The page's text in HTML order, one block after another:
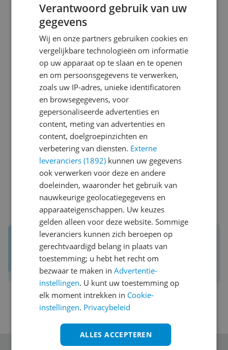
a*********@g********
10.0
Bevalt erg goed, zeker een aanrader.
Reviewscore 10.0
Geweldig apparaat dat aan alle wensen voldoet.
Zowel voor de bloedsomloop in de benen als de
gewrichten d.m.v. de pads.
Pluspunten
Prettige bediening
Makkelijk mee te nemen.
Ja, ik beveel dit product aan
0 reactiesReageer
Reviews van echte kopers.
Daar maak je een betere keuze mee!
Schrijf een review over Kieskeurig.nl
Verantwoord gebruik van uw
gegevens
Wij en onze partners gebruiken cookies en
vergelijkbare technologieën om informatie
op uw apparaat op te slaan en te openen
en om persoonsgegevens te verwerken,
zoals uw IP-adres, unieke identificatoren
en browsegegevens, voor
gepersonaliseerde advertenties en
content, meting van advertenties en
content, doelgroepinzichten en
verbetering van diensten. Externe
leveranciers (1892) kunnen uw gegevens
ook verwerken voor deze en andere
doeleinden, waaronder het gebruik van
nauwkeurige geolocatiegegevens en
apparaateigenschappen. Uw keuzes
gelden alleen voor deze website. Sommige
leveranciers kunnen zich beroepen op
gerechtvaardigd belang in plaats van
toestemming; u hebt het recht om
bezwaar te maken inAdvertentie-
instellingen. U kunt uw toestemming op
elk moment intrekken in Cookie-
instellingen. Privacybeleid
ALLES ACCEPTEREN